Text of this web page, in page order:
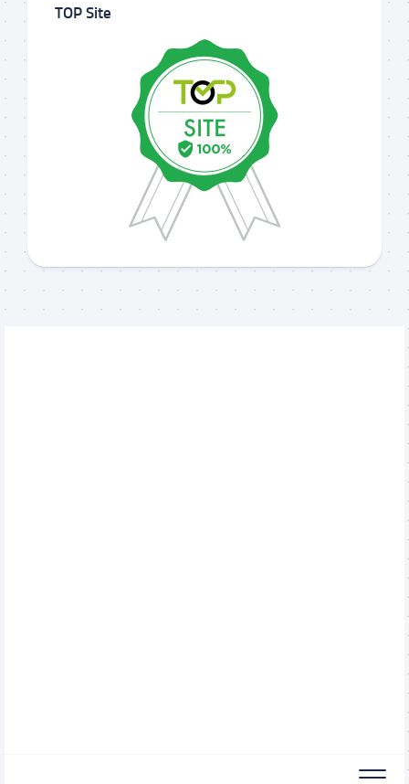
TOP Site